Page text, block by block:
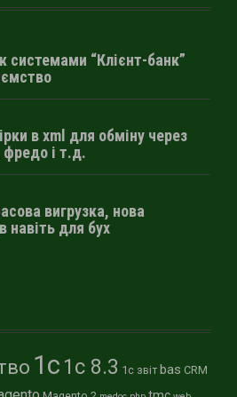
“Клієнт-банк”
в xml для обміну через
і т.д.
вигрузка, нова
навіть для бух
1с 1с 8.3 1с звіт bas CRM